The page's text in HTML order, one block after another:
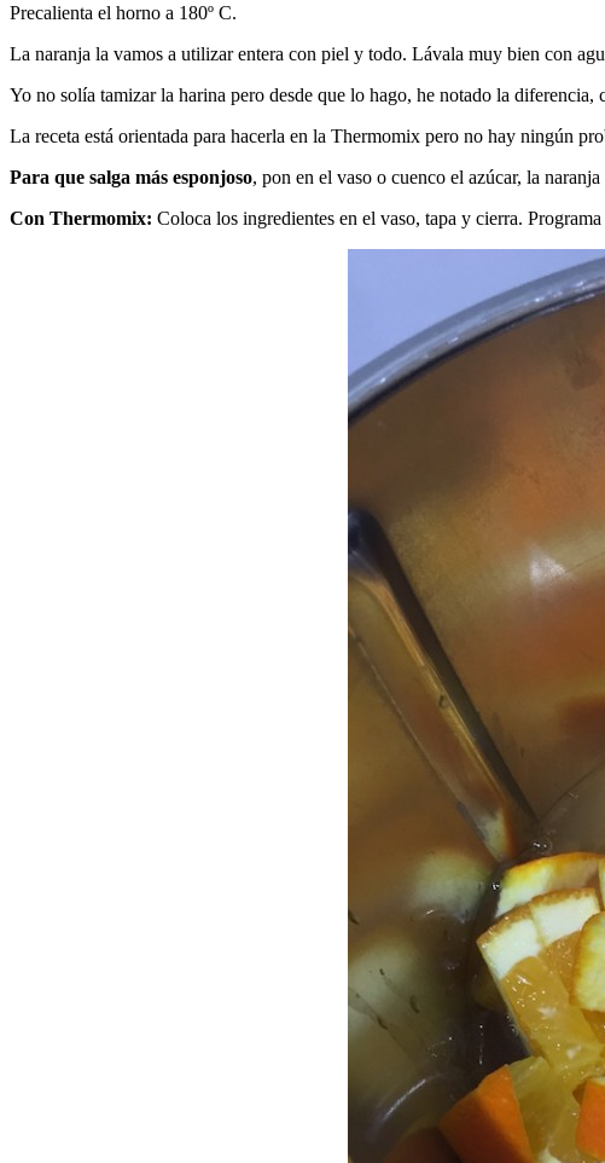
Precalienta el horno a 180º C.
La naranja la vamos a utilizar entera con piel y todo. Lávala muy bien con
Yo no solía tamizar la harina pero desde que lo hago, he notado la
La receta está orientada para hacerla en la Thermomix pero no hay ningún
Para que salga más esponjoso, pon en el vaso o cuenco el azúcar, la
Con Thermomix: Coloca los ingredientes en el vaso, tapa y cierra.